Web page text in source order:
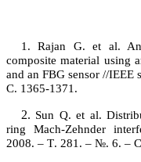
1.
Rajan G. et al.
composite material using
and an FBG sensor //IEEE
С. 1365-1371.
2. Sun Q. et al.
ring Mach-Zehnder
2008. – Т. 281. – №. 6. – С